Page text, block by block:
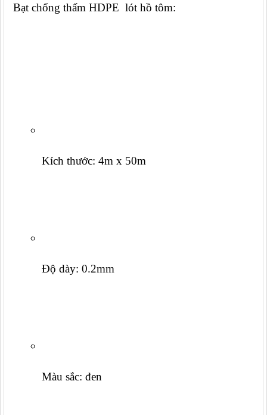
Bạt chống thấm HDPE  lót hồ tôm:
Kích thước: 4m x 50m
Độ dày: 0.2mm
Màu sắc: đen